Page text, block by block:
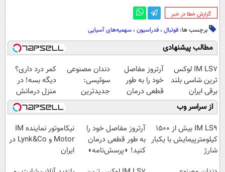
‌گزارش خطا در خبر
برچسب ها: فوتبال ، فدراسیون ، سهمیه‌های آسیایی
مطالب پیشنهادی
IM LS7 لوکس
ترین شاسی بلند
برقی ایران
آرتروز مفاصل
خود را به طور
قطعی درمان
کنید!
◗پرسش‌نامه◖
دندان مصنوعی
سوئیسی:
جدیدترین
فناوری اروپا،
سبک و مقاوم |
پرداخت قسطی
کمر درد داری؟
دیگه بسه! در
منزل درمانش
کن
(◀پرسش‌نامه)
از سراسر وب
IM LS9 بیش از 1500
کیلومترپیمایش با یکبار
شارژ
آرتروز مفاصل خود را
به طور قطعی درمان
کنید! ◗پرسش‌نامه◖
نیکاموتور نماینده IM
Motor و Lynk&Co در
ایران